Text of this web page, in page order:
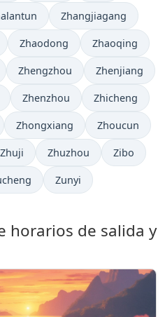
Zhangjiagang
Zhaodong Zhaoqing
Zhengzhou Zhenjiang
Zhenzhou Zhicheng
Zhongxiang Zhoucun
Zhuji Zhuzhou Zibo
Zunyi
horarios de salida y